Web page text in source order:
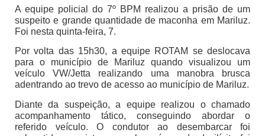
A equipe policial do 7º BPM realizou a prisão de um
suspeito e grande quantidade de maconha em Mariluz.
Foi nesta quinta-feira, 7.
Por volta das 15h30, a equipe ROTAM se deslocava
para o município de Mariluz quando visualizou um
veículo VW/Jetta realizando uma manobra brusca
adentrando ao trevo de acesso ao município de Mariluz.
Diante da suspeição, a equipe realizou o chamado
acompanhamento tático, conseguindo abordar o
referido veículo. O condutor ao desembarcar foi